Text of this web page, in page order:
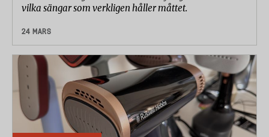
vilka sängar som verkligen håller måttet.
24 MARS